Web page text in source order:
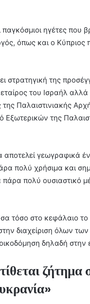
ηγέτες που
όπως και ο Κύπριος
στρατηγική της
του Ισραήλ
Παλαιστινιακής
Εξωτερικών της
γεωγραφικά
πολύ χρήσιμα και
πάρα πολύ
τόσο στο κεφάλαιο
διαχείριση όλων
δηλαδή
ζήτημα